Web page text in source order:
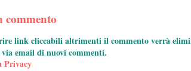
commento
link cliccabili altrimenti il commento verrà
email di nuovi commenti.
Privacy